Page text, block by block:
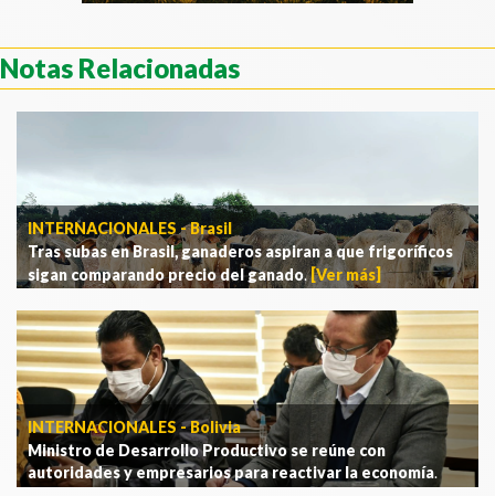
Notas Relacionadas
INTERNACIONALES - Brasil
Tras subas en Brasil, ganaderos aspiran a que frigoríficos
sigan comparando precio del ganado.[Ver más]
INTERNACIONALES - Bolivia
Ministro de Desarrollo Productivo se reúne con
autoridades y empresarios para reactivar la economía.